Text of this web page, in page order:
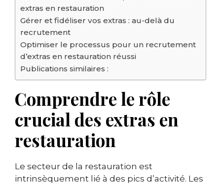
extras en restauration
Gérer et fidéliser vos extras : au-delà du
recrutement
Optimiser le processus pour un recrutement
d’extras en restauration réussi
Publications similaires :
Comprendre le rôle
crucial des extras en
restauration
Le secteur de la restauration est
intrinsèquement lié à des pics d’activité. Les